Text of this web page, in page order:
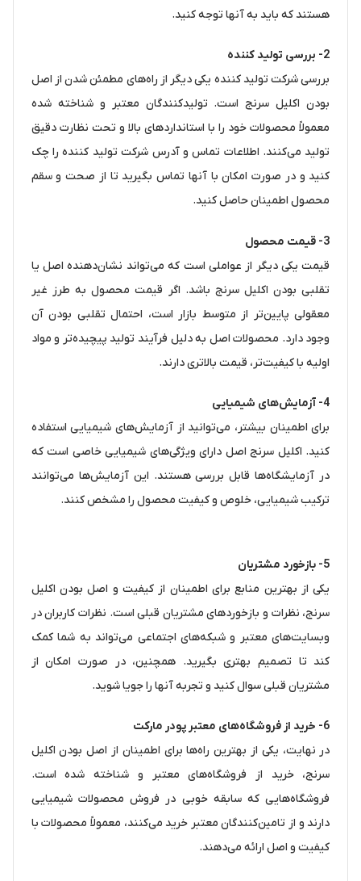
هستند که باید به آنها توجه کنید.
2- بررسی تولید کننده
بررسی شرکت تولید کننده یکی دیگر از راه‌های مطمئن شدن از اصل
بودن اکلیل سرنج است. تولیدکنندگان معتبر و شناخته شده
معمولاً محصولات خود را با استانداردهای بالا و تحت نظارت دقیق
تولید می‌کنند. اطلاعات تماس و آدرس شرکت تولید کننده را چک
کنید و در صورت امکان با آنها تماس بگیرید تا از صحت و سقم
محصول اطمینان حاصل کنید.
3- قیمت محصول
قیمت یکی دیگر از عواملی است که می‌تواند نشان‌دهنده اصل یا
تقلبی بودن اکلیل سرنج باشد. اگر قیمت محصول به طرز غیر
معقولی پایین‌تر از متوسط بازار است، احتمال تقلبی بودن آن
وجود دارد. محصولات اصل به دلیل فرآیند تولید پیچیده‌تر و مواد
اولیه با کیفیت‌تر، قیمت بالاتری دارند.
4- آزمایش‌های شیمیایی
برای اطمینان بیشتر، می‌توانید از آزمایش‌های شیمیایی استفاده
کنید. اکلیل سرنج اصل دارای ویژگی‌های شیمیایی خاصی است که
در آزمایشگاه‌ها قابل بررسی هستند. این آزمایش‌ها می‌توانند
ترکیب شیمیایی، خلوص و کیفیت محصول را مشخص کنند.
5- بازخورد مشتریان
یکی از بهترین منابع برای اطمینان از کیفیت و اصل بودن اکلیل
سرنج، نظرات و بازخوردهای مشتریان قبلی است. نظرات کاربران در
وبسایت‌های معتبر و شبکه‌های اجتماعی می‌تواند به شما کمک
کند تا تصمیم بهتری بگیرید. همچنین، در صورت امکان از
مشتریان قبلی سوال کنید و تجربه آنها را جویا شوید.
6- خرید از فروشگاه‌های معتبر پودر مارکت
در نهایت، یکی از بهترین راه‌ها برای اطمینان از اصل بودن اکلیل
سرنج، خرید از فروشگاه‌های معتبر و شناخته شده است.
فروشگاه‌هایی که سابقه خوبی در فروش محصولات شیمیایی
دارند و از تامین‌کنندگان معتبر خرید می‌کنند، معمولاً محصولات با
کیفیت و اصل ارائه می‌دهند.